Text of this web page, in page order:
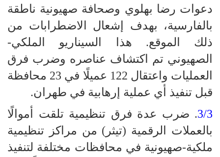
دعوات رضا بهلوي وصحافة صهيونية ناطقة
بالفارسية، بهدف إشعال الاضطرابات من
ذلك الموقع. هذا السيناريو الملكي-
الصهيوني تم اكتشاف عناصره وضرب فرق
العمليات واعتقال 122 عميلًا في 23 محافظة
قبل تنفيذ أي عملية إرهابية في طهران.
3/3. ضرب عدة فرق تنظيمية تلقت أموالًا
بالعملات الرقمية (تيثر) من مراكز تنظيمية
ملكية-صهيونية في محافظات مختلفة لتنفيذ